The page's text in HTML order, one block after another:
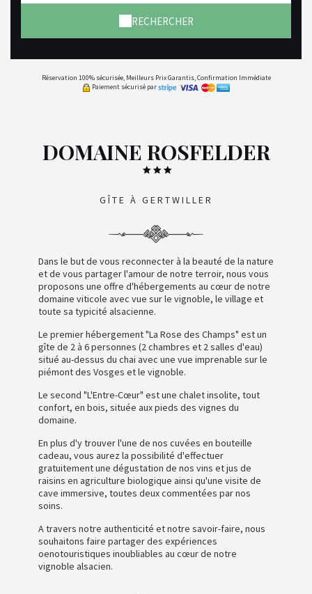
RECHERCHER
Réservation 100% sécurisée, Meilleurs Prix Garantis, Confirmation Immédiate
Paiement sécurisé par
DOMAINE ROSFELDER
GÎTE À GERTWILLER
Dans le but de vous reconnecter à la beauté de la nature
et de vous partager l'amour de notre terroir, nous vous
proposons une offre d'hébergements au cœur de notre
domaine viticole avec vue sur le vignoble, le village et
toute sa typicité alsacienne.
Le premier hébergement "La Rose des Champs" est un
gîte de 2 à 6 personnes (2 chambres et 2 salles d'eau)
situé au-dessus du chai avec une vue imprenable sur le
piémont des Vosges et le vignoble.
Le second "L'Entre-Cœur" est une chalet insolite, tout
confort, en bois, située aux pieds des vignes du
domaine.
En plus d'y trouver l'une de nos cuvées en bouteille
cadeau, vous aurez la possibilité d'effectuer
gratuitement une dégustation de nos vins et jus de
raisins en agriculture biologique ainsi qu'une visite de
cave immersive, toutes deux commentées par nos
soins.
A travers notre authenticité et notre savoir-faire, nous
souhaitons faire partager des expériences
oenotouristiques inoubliables au cœur de notre
vignoble alsacien.